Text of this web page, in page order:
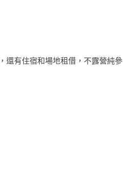
還有住宿和場地租借，不露營純參